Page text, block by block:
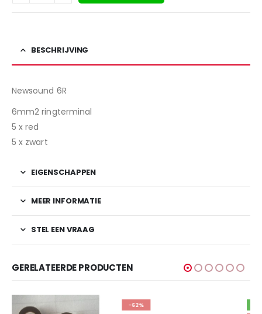
BESCHRIJVING
Newsound 6R
6mm2 ringterminal
5 x red
5 x zwart
EIGENSCHAPPEN
MEER INFORMATIE
STEL EEN VRAAG
GERELATEERDE PRODUCTEN
-62%